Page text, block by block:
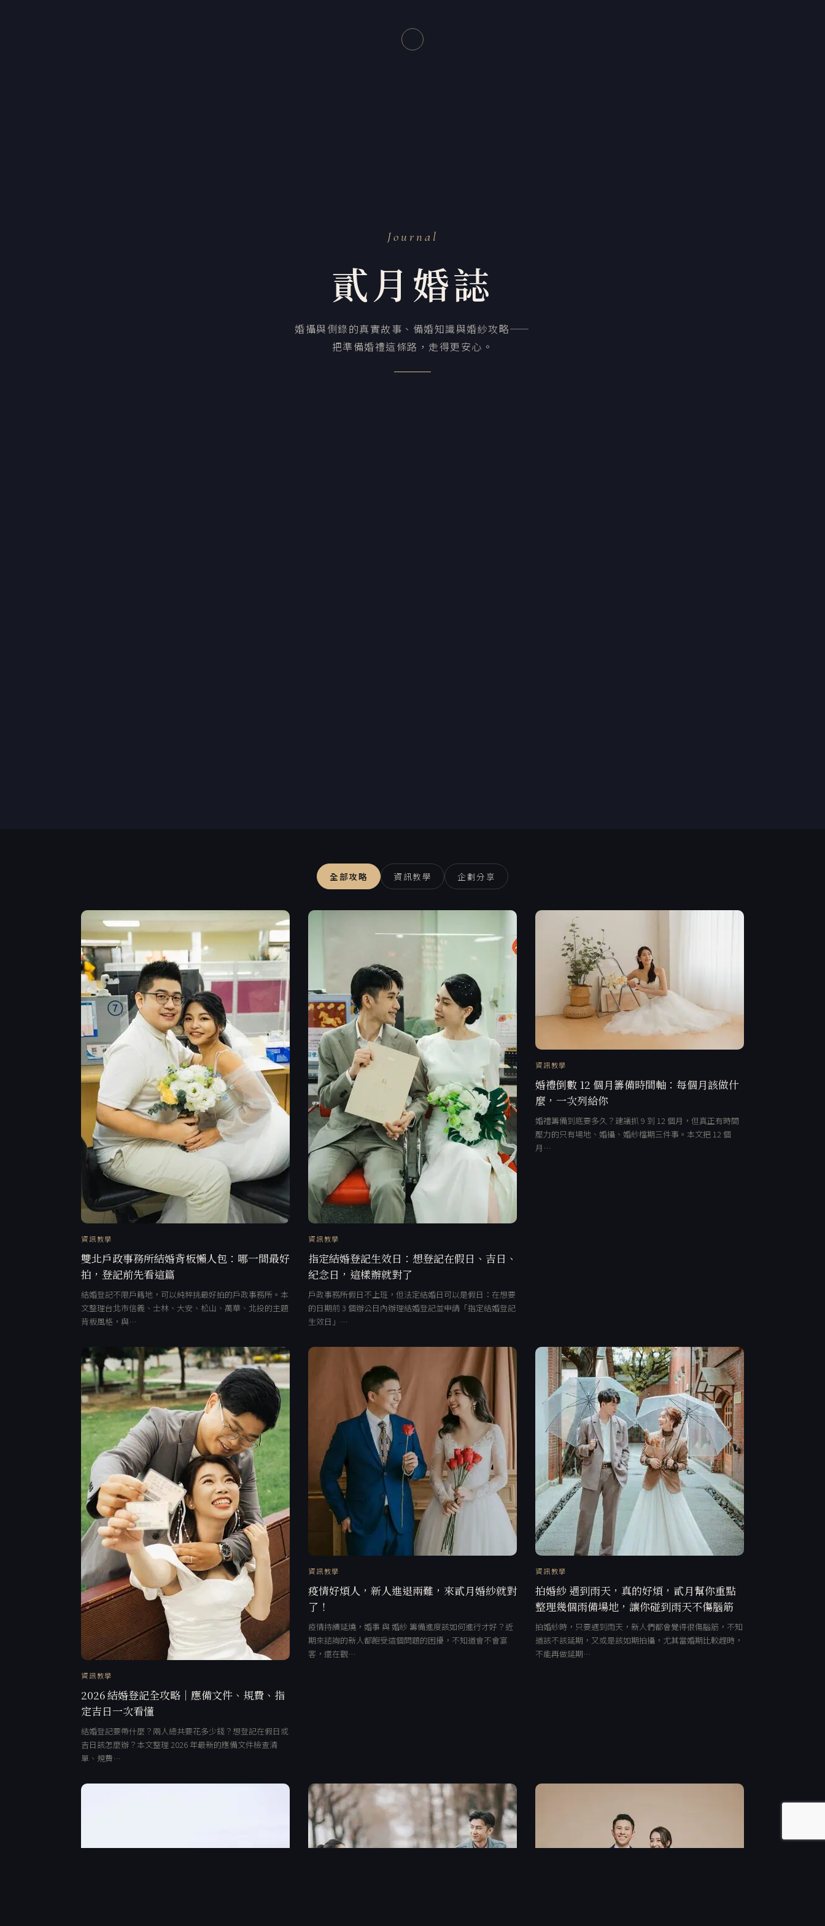
Journal
貳月婚誌
婚攝與側錄的真實故事、備婚知識與婚紗攻略——
把準備婚禮這條路，走得更安心。
全部攻略 資訊教學 企劃分享
資訊教學
雙北戶政事務所結婚背板懶人包：哪一間最好
拍，登記前先看這篇
結婚登記不限戶籍地，可以純粹挑最好拍的戶政事務所。本
文整理台北市信義、士林、大安、松山、萬華、北投的主題
背板風格，與…
資訊教學
指定結婚登記生效日：想登記在假日、吉日、
紀念日，這樣辦就對了
戶政事務所假日不上班，但法定結婚日可以是假日：在想要
的日期前 3 個辦公日內辦理結婚登記並申請「指定結婚登記
生效日」…
資訊教學
婚禮倒數 12 個月籌備時間軸：每個月該做什
麼，一次列給你
婚禮籌備到底要多久？建議抓 9 到 12 個月，但真正有時間
壓力的只有場地、婚攝、婚紗檔期三件事。本文把 12 個
月…
資訊教學
2026 結婚登記全攻略｜應備文件、規費、指
定吉日一次看懂
結婚登記要帶什麼？兩人總共要花多少錢？想登記在假日或
吉日該怎麼辦？本文整理 2026 年最新的應備文件檢查清
單、規費…
資訊教學
疫情好煩人，新人進退兩難，來貳月婚紗就對
了！
疫情持續延燒，婚事 與 婚紗 籌備進度該如何進行才好？近
期來諮詢的新人都飽受這個問題的困擾，不知道會不會宴
客，還在觀…
資訊教學
拍婚紗 遇到雨天，真的好煩，貳月幫你重點
整理幾個雨備場地，讓你碰到雨天不傷腦筋
拍婚紗時，只要遇到雨天，新人們都會覺得很傷腦筋，不知
道該不該延期，又或是該如期拍攝，尤其當婚期比較趕時，
不能再做延期…